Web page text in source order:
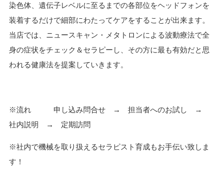
染色体、遺伝子レベルに至るまでの各部位をヘッドフォンを
装着するだけで細部にわたってケアをすることが出来ます。
当店では、ニュースキャン・メタトロンによる波動療法で全
身の症状をチェック＆セラピーし、その方に最も有効だと思
われる健康法を提案していきます。
※流れ 申し込み問合せ → 担当者へのお試し →
社内説明 → 定期訪問
※社内で機械を取り扱えるセラピスト育成もお手伝い致しま
す！